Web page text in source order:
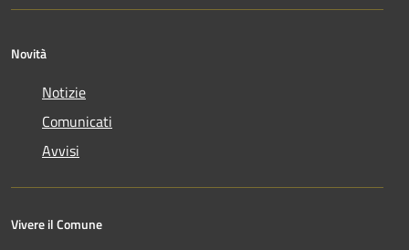
Novità
Notizie
Comunicati
Avvisi
Vivere il Comune